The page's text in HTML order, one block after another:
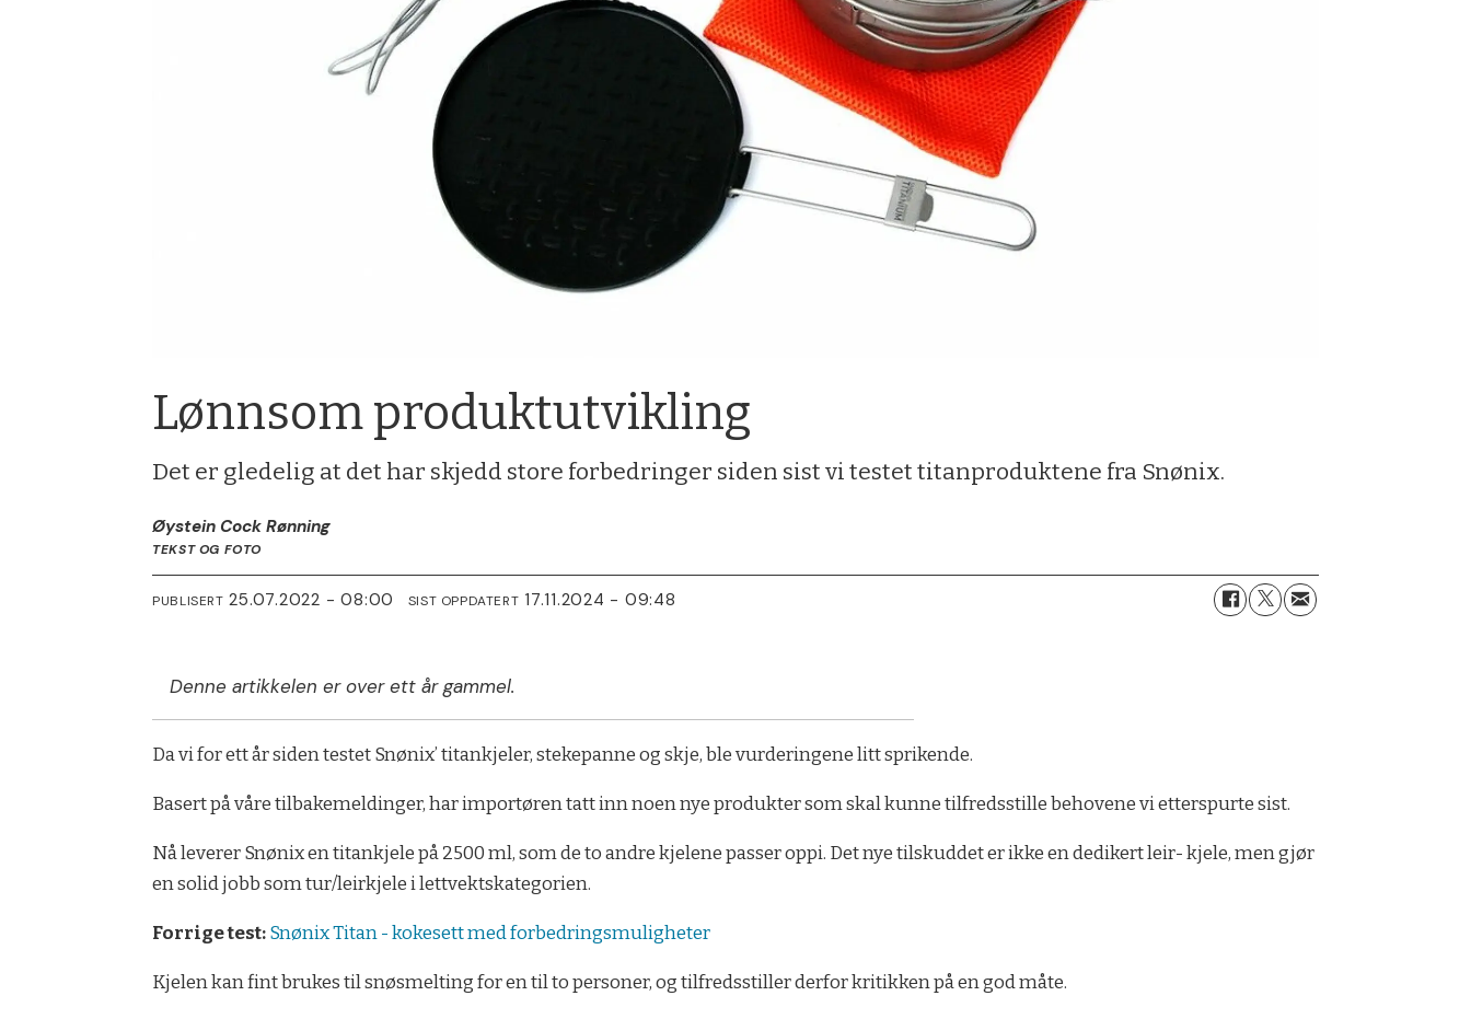
Lønnsom produktutvikling
Det er gledelig at det har skjedd store forbedringer siden sist vi testet titanproduktene fra Snønix.
Øystein Cock Rønning
TEKST OG FOTO
PUBLISERT 25.07.2022 - 08:00 SIST OPPDATERT 17.11.2024 - 09:48
Denne artikkelen er over ett år gammel.
Da vi for ett år siden testet Snønix’ titankjeler, stekepanne og skje, ble vurderingene litt sprikende.
Basert på våre tilbakemeldinger, har importøren tatt inn noen nye produkter som skal kunne tilfredsstille behovene vi etterspurte sist.
Nå leverer Snønix en titankjele på 2500 ml, som de to andre kjelene passer oppi. Det nye tilskuddet er ikke en dedikert leir- kjele, men gjør
en solid jobb som tur/leirkjele i lettvektskategorien.
Forrige test:Snønix Titan - kokesett med forbedringsmuligheter
Kjelen kan fint brukes til snøsmelting for en til to personer, og tilfredsstiller derfor kritikken på en god måte.